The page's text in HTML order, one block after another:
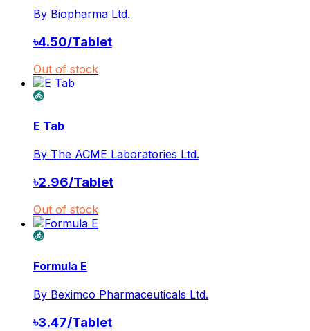
By Biopharma Ltd.
৳4.50/Tablet
Out of stock
E Tab
By The ACME Laboratories Ltd.
৳2.96/Tablet
Out of stock
Formula E
By Beximco Pharmaceuticals Ltd.
৳3.47/Tablet